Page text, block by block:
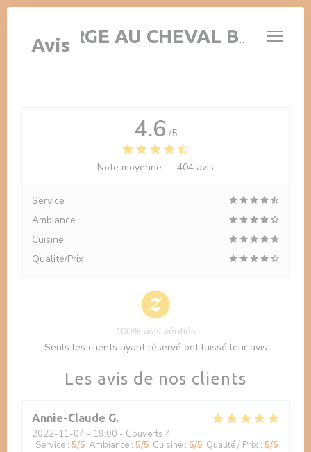
Personnalisation de vos choix en matière de cookies
AUBERGE AU CHEVAL BLANC
Avis
Les avis de nos clients
Annie-Claude G
2022-11-04 - 19:00 - Couverts 4
Service : 5/5 Ambiance : 5/5 Cuisine : 5/5 Qualité / Prix : 5/5
4.6 /5
Note moyenne — 404 avis
Service
Ambiance
Cuisine
Qualité/Prix
100% avis vérifiés
Seuls les clients ayant réservé ont laissé leur avis